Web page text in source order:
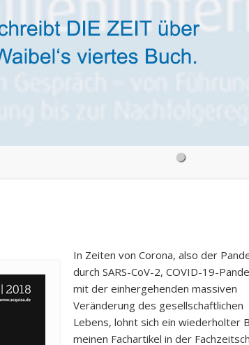
In Zeiten von Corona, also der
durch SARS-CoV-2, COVID-19-
mit der einhergehenden massiven
Veränderung des gesellschaftlichen
Lebens, lohnt sich ein wiederholter
meinen Fachartikel in der